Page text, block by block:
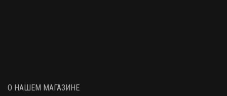
О НАШЕМ МАГАЗИНЕ